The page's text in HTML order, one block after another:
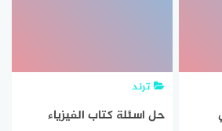
ترند
حل اسئلة كتاب الفيزياء